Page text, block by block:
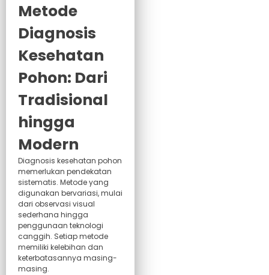
Metode
Diagnosis
Kesehatan
Pohon: Dari
Tradisional
hingga
Modern
Diagnosis kesehatan pohon
memerlukan pendekatan
sistematis. Metode yang
digunakan bervariasi, mulai
dari observasi visual
sederhana hingga
penggunaan teknologi
canggih. Setiap metode
memiliki kelebihan dan
keterbatasannya masing-
masing.